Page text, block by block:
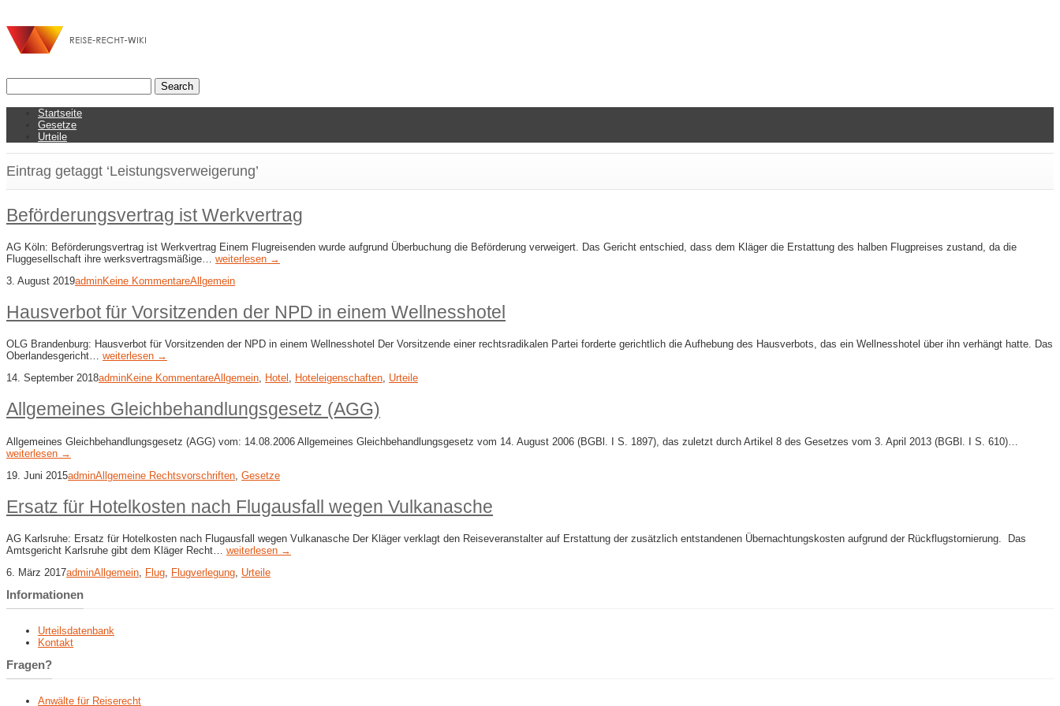
Startseite
Gesetze
Urteile
Eintrag getaggt ‘Leistungsverweigerung’
Beförderungsvertrag ist Werkvertrag
AG Köln: Beförderungsvertrag ist Werkvertrag Einem Flugreisenden wurde aufgrund Überbuchung die Beförderung verweigert. Das Gericht entschied, dass dem Kläger die Erstattung des halben Flugpreises zustand, da die
Fluggesellschaft ihre werksvertragsmäßige… weiterlesen →
3. August 2019adminKeine KommentareAllgemein
Hausverbot für Vorsitzenden der NPD in einem Wellnesshotel
OLG Brandenburg: Hausverbot für Vorsitzenden der NPD in einem Wellnesshotel Der Vorsitzende einer rechtsradikalen Partei forderte gerichtlich die Aufhebung des Hausverbots, das ein Wellnesshotel über ihn verhängt hatte. Das
Oberlandesgericht… weiterlesen →
14. September 2018adminKeine KommentareAllgemein, Hotel , Hoteleigenschaften, Urteile
Allgemeines Gleichbehandlungsgesetz (AGG)
Allgemeines Gleichbehandlungsgesetz (AGG) vom: 14.08.2006 Allgemeines Gleichbehandlungsgesetz vom 14. August 2006 (BGBl. I S. 1897), das zuletzt durch Artikel 8 des Gesetzes vom 3. April 2013 (BGBl. I S. 610)…
weiterlesen →
19. Juni 2015adminAllgemeine Rechtsvorschriften Gesetze
Ersatz für Hotelkosten nach Flugausfall wegen Vulkanasche
AG Karlsruhe: Ersatz für Hotelkosten nach Flugausfall wegen Vulkanasche Der Kläger verklagt den Reiseveranstalter auf Erstattung der zusätzlich entstandenen Übernachtungskosten aufgrund der Rückflugstornierung. Das
Amtsgericht Karlsruhe gibt dem Kläger Recht… weiterlesen →
6. März 2017adminAllgemein Flug Flugverlegung Urteile
Informationen
Urteilsdatenbank
Kontakt
Fragen?
Anwälte für Reiserecht